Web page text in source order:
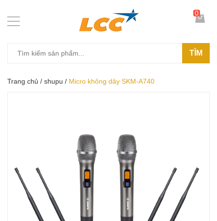
TÌM
0
Trang chủ / shupu / Micro không dây SKM-A740